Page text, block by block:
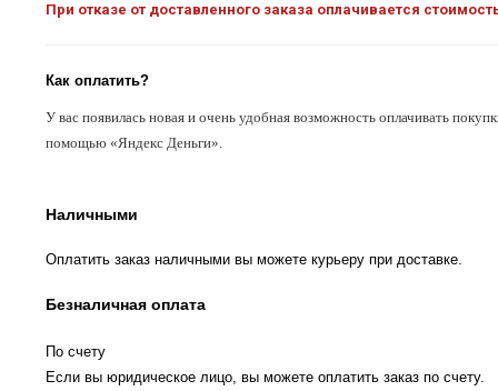
При отказе от доставленного заказа оплачивается
Как оплатить?
У вас появилась новая и очень удобная возможность оплачивать
помощью «Яндекс Деньги».
Наличными
Оплатить заказ наличными вы можете курьеру при доставке.
Безналичная оплата
По счету
Если вы юридическое лицо, вы можете оплатить заказ по счету.